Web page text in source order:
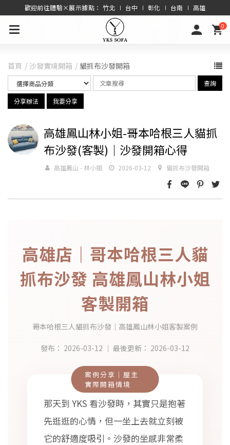
歡迎前往體驗×展示據點： 竹北 ∣ 台中 ∣ 彰化 ∣ 台南 ∣ 高雄
0
首頁 沙發實境開箱 貓抓布沙發開箱
查詢
分享辦法 我要分享
高雄鳳山林小姐-哥本哈根三人貓抓
布沙發(客製)｜沙發開箱心得
高雄鳳山 - 林小姐 2026-03-12 貓抓布沙發開箱
高雄店｜哥本哈根三人貓
抓布沙發 高雄鳳山林小姐
客製開箱
哥本哈根三人貓抓布沙發｜高雄鳳山林小姐客製案例
發布： 2026-03-12 ｜ 最後更新： 2026-03-12
案例分享｜屋主
實際開箱情境
那天到 YKS 看沙發時，其實只是抱著
先逛逛的心情，但一坐上去就立刻被
它的舒適度吸引。沙發的坐感非常柔